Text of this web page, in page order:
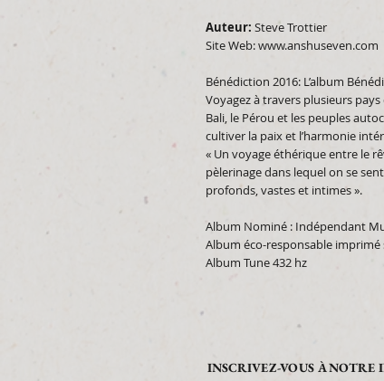
Auteur: Steve Trottier
Site Web:www.anshuseven.com
Bénédiction 2016: L’album
Voyagez à travers plusieurs pays
Bali, le Pérou et les peuples
cultiver la paix et l’harmonie
« Un voyage éthérique entre le
pèlerinage dans lequel on se
profonds, vastes et intimes ».
Album Nominé : Indépendant
Album éco-responsable imprimé
Album Tune 432 hz
INSCRIVEZ-VOUS À NOTRE